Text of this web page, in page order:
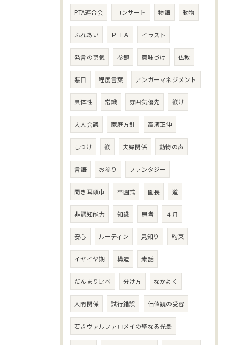
PTA連合会 コンサート 物語 動物
ふれあい ＰＴＡ イラスト
発言の勇気 参観 意味づけ 仏教
悪口 程度言葉 アンガーマネジメント
具体性 常識 雰囲気優先 躾け
大人会議 家庭方針 高濱正伸
しつけ 躾 夫婦関係 動物の声
言語 お参り ファンタジー
聞き耳頭巾 卒園式 園長 道
非認知能力 知識 思考 ４月
安心 ルーティン 見知り 約束
イヤイヤ期 構造 素話
だんまり比べ 分け方 なかよく
人間関係 試行錯誤 価値観の受容
若きヴァルファロメイの聖なる光景